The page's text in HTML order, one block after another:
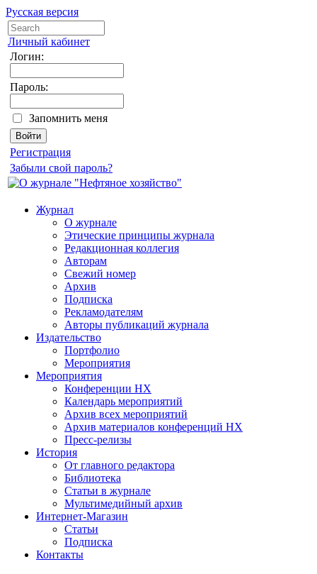
Русская версия
Личный кабинет
Логин:
Пароль:
Запомнить меня
Регистрация
Забыли свой пароль?
Журнал
О журнале
Этические принципы журнала
Редакционная коллегия
Авторам
Свежий номер
Архив
Подписка
Рекламодателям
Авторы публикаций журнала
Издательство
Портфолио
Мероприятия
Мероприятия
Конференции НХ
Календарь мероприятий
Архив всех мероприятий
Архив материалов конференций НХ
Пресс-релизы
История
От главного редактора
Библиотека
Статьи в журнале
Мультимедийный архив
Интернет-Магазин
Статьи
Подписка
Контакты